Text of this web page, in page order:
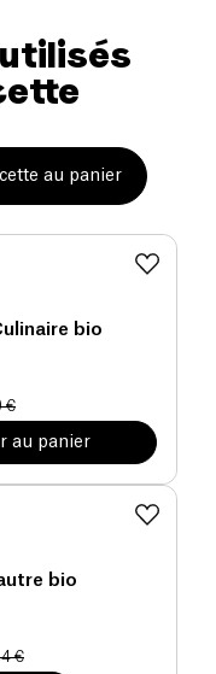
au panier
bio
€
au panier
bio
€